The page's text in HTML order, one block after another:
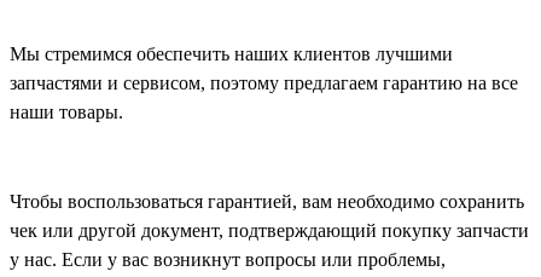
Мы стремимся обеспечить наших клиентов лучшими
запчастями и сервисом, поэтому предлагаем гарантию на все
наши товары.
Чтобы воспользоваться гарантией, вам необходимо сохранить
чек или другой документ, подтверждающий покупку запчасти
у нас. Если у вас возникнут вопросы или проблемы,